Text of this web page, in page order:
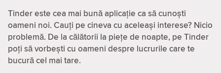
Tinder este cea mai bună aplicație ca să cunoști
oameni noi. Cauți pe cineva cu aceleași interese? Nicio
problemă. De la călătorii la piețe de noapte, pe Tinder
poți să vorbești cu oameni despre lucrurile care te
bucură cel mai tare.